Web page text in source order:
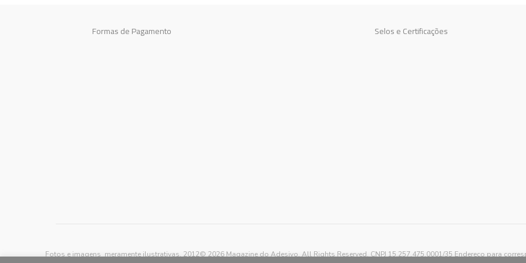
Formas de Pagamento Selos e Certificações
Fotos e imagens meramente ilustrativas, 2012© 2026 Magazine do Adesivo. All Rights Reserved. CNPJ 15.257.475.0001/35 Endereço para